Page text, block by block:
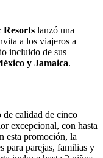
lanzó una
a los viajeros a
incluido de sus
y Jamaica.
de calidad de cinco
excepcional, con hasta
esta promoción, la
para parejas, familias y